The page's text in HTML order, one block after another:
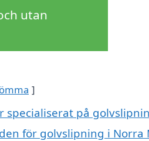
utan
specialiserat på
för golvslipning i Norra